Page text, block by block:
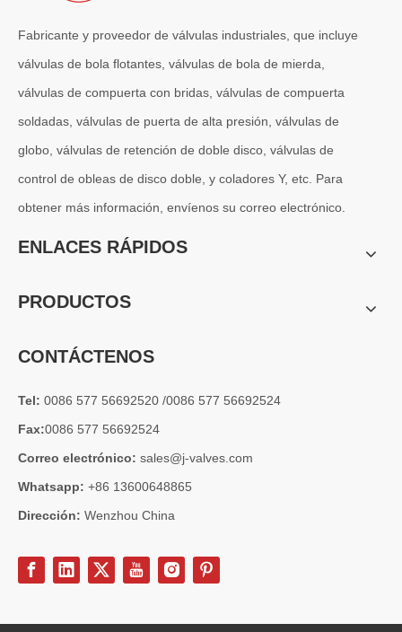
Diseño, rendimiento y aplicaciones de válvulas de compuerta industriales en sistemas de tuberías de alta presión
Fabricante y proveedor de válvulas industriales, que incluye
válvulas de bola flotantes, válvulas de bola de mierda,
válvulas de compuerta con bridas, válvulas de compuerta
soldadas, válvulas de puerta de alta presión, válvulas de
globo, válvulas de retención de doble disco, válvulas de
control de obleas de disco doble, y coladores Y, etc. Para
obtener más información, envíenos su correo electrónico.
ENLACES RÁPIDOS
PRODUCTOS
CONTÁCTENOS
Tel: 0086 577 56692520 /0086 577 56692524
Fax:0086 577 56692524
Correo electrónico: sales@j-valves.com
Whatsapp: +86 13600648865
Dirección: Wenzhou China